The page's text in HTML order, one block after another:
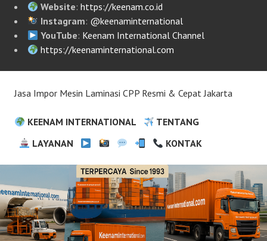
Website:https://keenam.co.id
Instagram: @keenaminternational
YouTube: Keenam International Channel
https://keenaminternational.com
Jasa Impor Mesin Laminasi CPP Resmi & Cepat Jakarta
KEENAM INTERNATIONAL
TENTANG
LAYANAN
KONTAK